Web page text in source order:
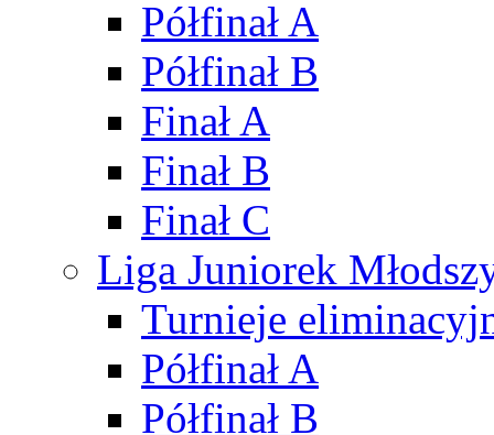
Półfinał A
Półfinał B
Finał A
Finał B
Finał C
Liga Juniorek
Turnieje
Półfinał A
Półfinał B